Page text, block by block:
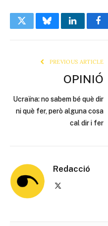
TwitterBlueskyLinkedIn
PREVIOUS ARTICLE
OPINIÓ
Ucraïna: no sabem bé què dir
ni què fer, però alguna cosa
cal dir i fer
Redacció